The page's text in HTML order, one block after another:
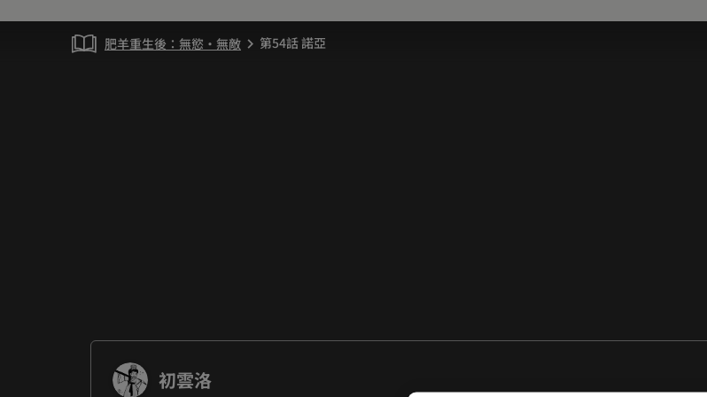
肥羊重生後：無慾·無敵 chevron_right 第54話 諾亞
初雲洛